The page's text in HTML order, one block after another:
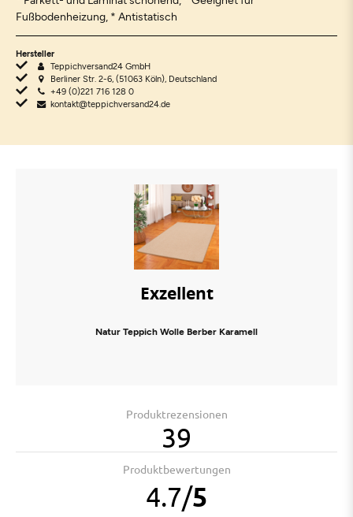
Fußbodenheizung, * Antistatisch
Hersteller
Teppichversand24 GmbH
Berliner Str. 2-6, (51063 Köln), Deutschland
+49 (0)221 716 128 0
kontakt@teppichversand24.de
Exzellent
Natur Teppich Wolle Berber Karamell
Produktrezensionen
39
Produktbewertungen
4.7/5